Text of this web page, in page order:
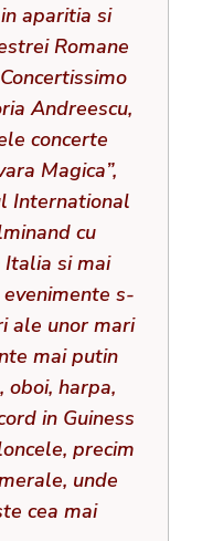
aparitia si
Romane
Andreescu,
concerte
Magica”,
International
cu
si mai
s-
ale unor mari
mai putin
oboi, harpa,
in Guiness
precim
unde
cea mai